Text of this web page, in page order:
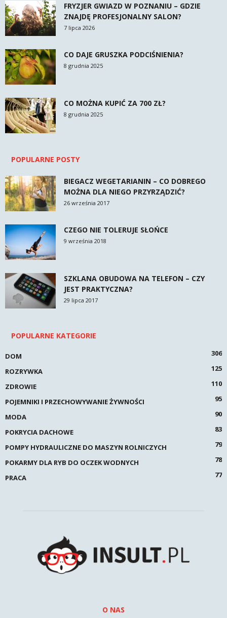
FRYZJER GWIAZD W POZNANIU – GDZIE
ZNAJDĘ PROFESJONALNY SALON?
7 lipca 2026
CO DAJE GRUSZKA PODCIŚNIENIA?
8 grudnia 2025
CO MOŻNA KUPIĆ ZA 700 ZŁ?
8 grudnia 2025
POPULARNE POSTY
BIEGACZ WEGETARIANIN – CO DOBREGO
MOŻNA DLA NIEGO PRZYRZĄDZIĆ?
26 września 2017
CZEGO NIE TOLERUJE SŁOŃCE
9 września 2018
SZKLANA OBUDOWA NA TELEFON – CZY
JEST PRAKTYCZNA?
29 lipca 2017
POPULARNE KATEGORIE
DOM
306
ROZRYWKA
125
ZDROWIE
110
POJEMNIKI I PRZECHOWYWANIE ŻYWNOŚCI
95
MODA
90
POKRYCIA DACHOWE
83
POMPY HYDRAULICZNE DO MASZYN ROLNICZYCH
79
POKARMY DLA RYB DO OCZEK WODNYCH
78
PRACA
77
O NAS